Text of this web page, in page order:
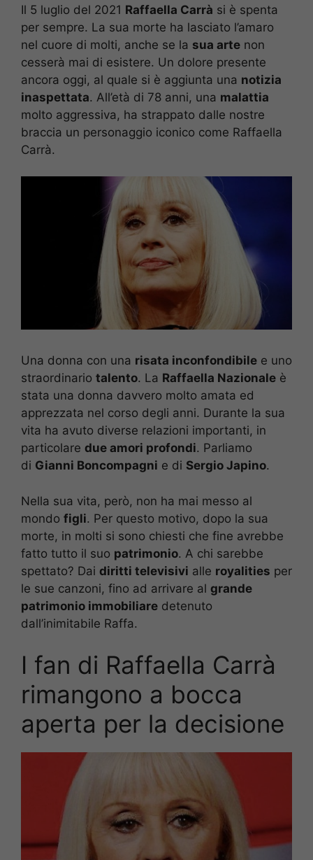
Il 5 luglio del 2021 Raffaella Carrà si è spenta
per sempre. La sua morte ha lasciato l’amaro
nel cuore di molti, anche se la sua arte non
cesserà mai di esistere. Un dolore presente
ancora oggi, al quale si è aggiunta una notizia
inaspettata. All’età di 78 anni, una malattia
molto aggressiva, ha strappato dalle nostre
braccia un personaggio iconico come Raffaella
Carrà.
Una donna con una risata inconfondibile e uno
straordinario talento. La Raffaella Nazionale è
stata una donna davvero molto amata ed
apprezzata nel corso degli anni. Durante la sua
vita ha avuto diverse relazioni importanti, in
particolare due amori profondi. Parliamo
di Gianni Boncompagni e di Sergio Japino.
Nella sua vita, però, non ha mai messo al
mondo figli. Per questo motivo, dopo la sua
morte, in molti si sono chiesti che fine avrebbe
fatto tutto il suo patrimonio. A chi sarebbe
spettato? Dai diritti televisivi alle royalities per
le sue canzoni, fino ad arrivare al grande
patrimonio immobiliare detenuto
dall’inimitabile Raffa.
I fan di Raffaella Carrà
rimangono a bocca
aperta per la decisione